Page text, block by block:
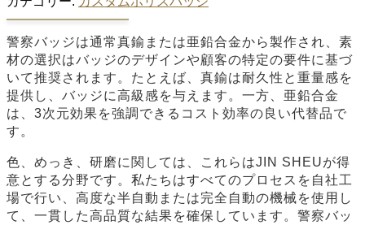
警察バッジは通常真鍮または亜鉛合金から製作され、素
材の選択はバッジのデザインや顧客の特定の要件に基づ
いて推奨されます。たとえば、真鍮は耐久性と重量感を
提供し、バッジに高級感を与えます。一方、亜鉛合金
は、3次元効果を強調できるコスト効率の良い代替品で
す。
色、めっき、研磨に関しては、これらはJIN SHEUが得
意とする分野です。私たちはすべてのプロセスを自社工
場で行い、高度な半自動または完全自動の機械を使用し
て、一貫した高品質な結果を確保しています。警察バッ